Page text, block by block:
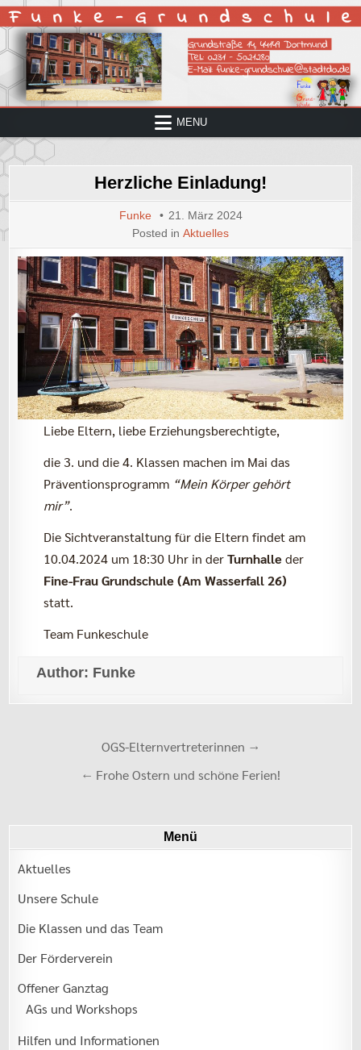
Skip
to
content
MENU
Herzliche Einladung!
Funke
21. März 2024
Posted in Aktuelles
Liebe Eltern, liebe Erziehungsberechtigte,
die 3. und die 4. Klassen machen im Mai das
Präventionsprogramm “Mein Körper gehört
mir”.
Die Sichtveranstaltung für die Eltern findet am
10.04.2024 um 18:30 Uhr in derTurnhalleder
Fine-Frau Grundschule (Am Wasserfall 26)
statt.
Team Funkeschule
Author: Funke
Beitrags-
Navigation
OGS-Elternvertreterinnen →
← Frohe Ostern und schöne Ferien!
Menü
Aktuelles
Unsere Schule
Die Klassen und das Team
Der Förderverein
Offener Ganztag
AGs und Workshops
Hilfen und Informationen